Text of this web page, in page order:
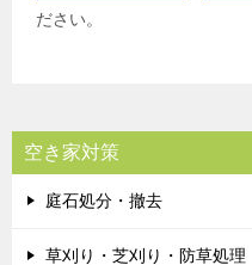
ださい。
空き家対策
庭石処分・撤去
草刈り・芝刈り・防草処理